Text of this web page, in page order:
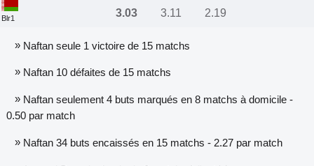
Blr1
3.03
3.11 2.19
»Naftan seule 1 victoire de 15 matchs
»Naftan 10 défaites de 15 matchs
»Naftan seulement 4 buts marqués en 8 matchs à domicile -
0.50 par match
»Naftan 34 buts encaissés en 15 matchs - 2.27 par match